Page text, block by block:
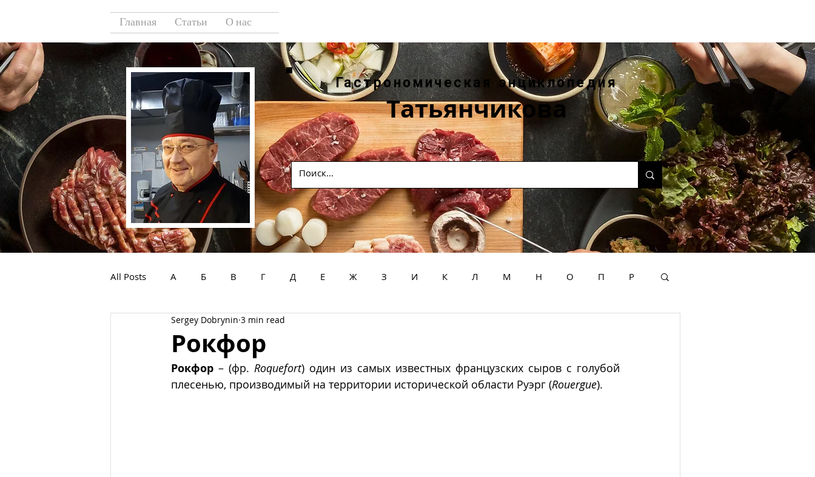
Главная Статьи О нас
Гастрономическая энциклопедия
Татьянчикова
All Posts А Б В Г Д Е Ж З И К Л М Н О П Р
У Ф Х
Рокфор
Sergey Dobrynin 3 min read
Рокфор – (фр. Roquefort) один из самых известных французских сыров с голубой
плесенью, производимый на территории исторической области Руэрг (Rouergue).